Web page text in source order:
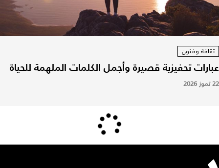
ثقافة وفنون
عبارات تحفيزية قصيرة وأجمل الكلمات الملهمة للحياة
22 تموز 2026